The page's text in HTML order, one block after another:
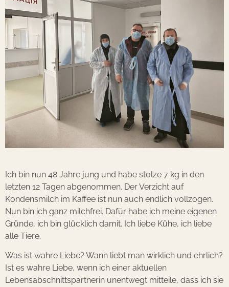
Ich bin nun 48 Jahre jung und habe stolze 7 kg in den
letzten 12 Tagen abgenommen. Der Verzicht auf
Kondensmilch im Kaffee ist nun auch endlich vollzogen.
Nun bin ich ganz milchfrei. Dafür habe ich meine eigenen
Gründe, ich bin glücklich damit. Ich liebe Kühe, ich liebe
alle Tiere.
Was ist wahre Liebe? Wann liebt man wirklich und ehrlich?
Ist es wahre Liebe, wenn ich einer aktuellen
Lebensabschnittspartnerin unentwegt mitteile, dass ich sie